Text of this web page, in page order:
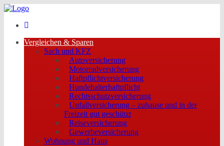
Vergleichen & Sparen
Sach und KFZ
Autoversicherung
Motorradversicherung
Haftpflichtversicherung
Hundehalterhaftpflicht
Rechtsschutzversicherung
Unfallversicherung – zuhause und in der
Freizeit gut geschützt
Reiseversicherung
Gewerbeversicherung
Wohnung und Haus